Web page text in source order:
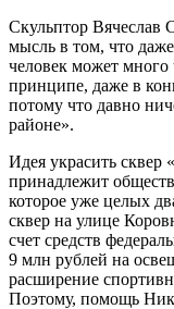
Скульптор Вячеслав
мысль в том, что
человек может много
принципе, даже в
потому что давно
районе».
Идея украсить сквер
принадлежит
которое уже целых
сквер на улице
счет средств
9 млн рублей на
расширение
Поэтому, помощь